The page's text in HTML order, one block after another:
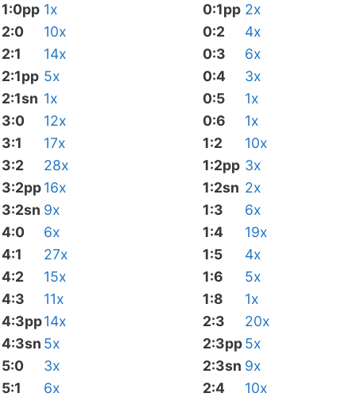
1:0pp 1x
2:0
10x
2:1
14x
2:1pp 5x
2:1sn 1x
3:0
12x
3:1
17x
3:2
28x
3:2pp16x
3:2sn 9x
4:0
6x
4:1
27x
4:2
15x
4:3
11x
4:3pp14x
4:3sn 5x
5:0
3x
5:1
6x
0:1pp 2x
0:2
4x
0:3
6x
0:4
3x
0:5
1x
0:6
1x
1:2
10x
1:2pp 3x
1:2sn 2x
1:3
6x
1:4
19x
1:5
4x
1:6
5x
1:8
1x
2:3
20x
2:3pp5x
2:3sn 9x
2:4
10x